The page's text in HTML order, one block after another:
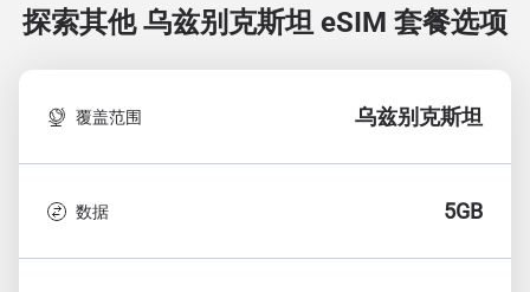
探索其他 乌兹别克斯坦 eSIM 套餐选项
覆盖范围 乌兹别克斯坦
数据 5GB